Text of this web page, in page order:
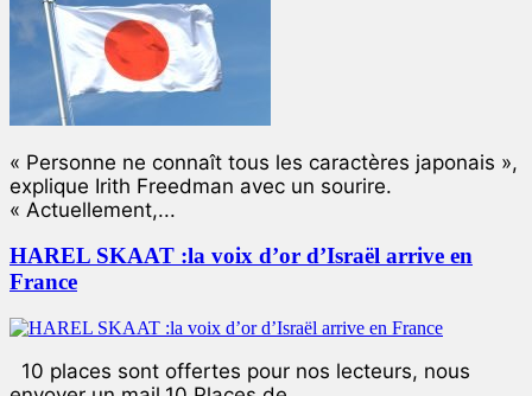
« Personne ne connaît tous les caractères japonais »,
explique Irith Freedman avec un sourire.
« Actuellement,...
HAREL SKAAT :la voix d’or d’Israël arrive en
France
10 places sont offertes pour nos lecteurs, nous